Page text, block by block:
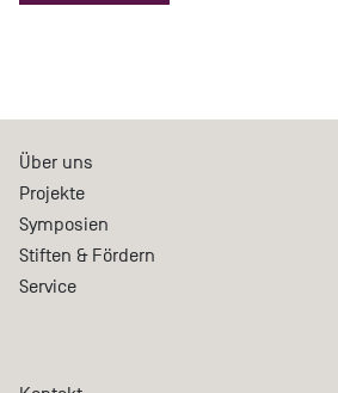
Über uns
Projekte
Symposien
Stiften & Fördern
Service